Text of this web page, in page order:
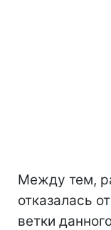
Между тем,
отказалась
ветки